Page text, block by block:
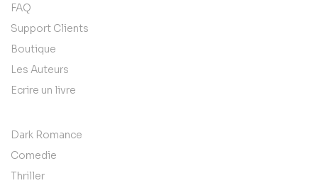
FAQ
Support Clients
Boutique
Les Auteurs
Ecrire un livre
Dark Romance
Comedie
Thriller